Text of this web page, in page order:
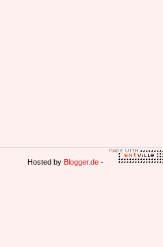
Hosted by Blogger.de -